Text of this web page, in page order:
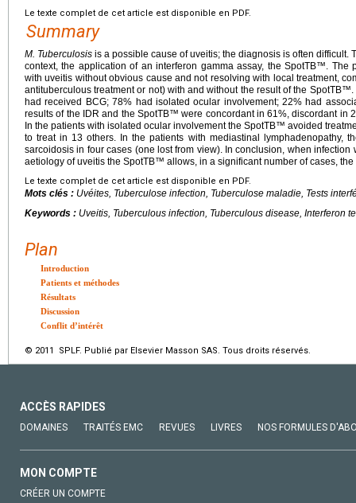
Le texte complet de cet article est disponible en PDF.
Summary
M. Tuberculosis is a possible cause of uveitis; the diagnosis is often difficult.
context, the application of an interferon gamma assay, the SpotTB™. The
with uveitis without obvious cause and not resolving with local treatment,
antituberculous treatment or not) with and without the result of the
had received BCG; 78% had isolated ocular involvement; 22% had
results of the IDR and the SpotTB™ were concordant in 61%, discordant in
In the patients with isolated ocular involvement the SpotTB™ avoided
to treat in 13 others. In the patients with mediastinal lymphadenopathy,
sarcoidosis in four cases (one lost from view). In conclusion, when infection
aetiology of uveitis the SpotTB™ allows, in a significant number of cases,
Le texte complet de cet article est disponible en PDF.
Mots clés : Uvéites, Tuberculose infection, Tuberculose maladie, Tests
Keywords : Uveitis, Tuberculous infection, Tuberculous disease, Interferon
Plan
Introduction
Patients et méthodes
Résultats
Discussion
Conflit d’intérêt
© 2011 SPLF. Publié par Elsevier Masson SAS. Tous droits réservés.
ACCÈS RAPIDES
DOMAINES TRAITÉS EMC REVUES LIVRES NOS FORMULES
MON COMPTE
CRÉER UN COMPTE